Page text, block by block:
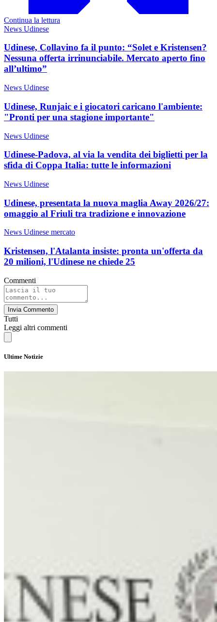
Continua la lettura
News Udinese
Udinese, Collavino fa il punto: “Solet e Kristensen?
Nessuna offerta irrinunciabile. Mercato aperto fino
all’ultimo”
News Udinese
Udinese, Runjaic e i giocatori caricano l'ambiente:
"Pronti per una stagione importante"
News Udinese
Udinese-Padova, al via la vendita dei biglietti per la
sfida di Coppa Italia: tutte le informazioni
News Udinese
Udinese, presentata la nuova maglia Away 2026/27:
omaggio al Friuli tra tradizione e innovazione
News Udinese mercato
Kristensen, l'Atalanta insiste: pronta un'offerta da
20 milioni, l'Udinese ne chiede 25
Commenti
Invia Commento
Tutti
Leggi altri commenti
Ultime Notizie